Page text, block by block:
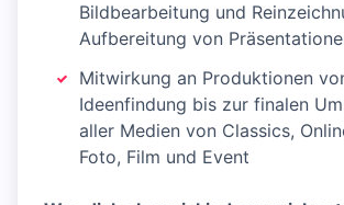
Bildbearbeitung und
Aufbereitung von
Mitwirkung an Produktionen
Ideenfindung bis zur finalen
aller Medien von Classics,
Foto, Film und Event